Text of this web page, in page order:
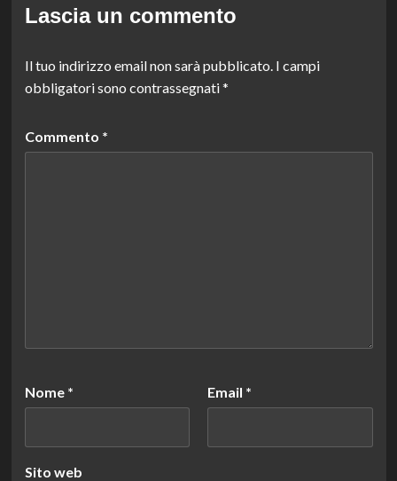
Lascia un commento
Il tuo indirizzo email non sarà pubblicato. I campi
obbligatori sono contrassegnati*
Commento *
Nome * Email *
Sito web